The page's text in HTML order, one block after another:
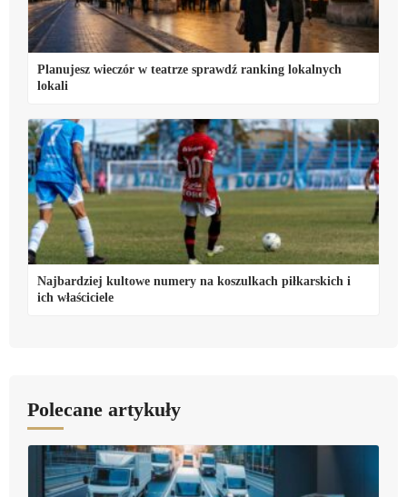
Planujesz wieczór w teatrze sprawdź ranking lokalnych
lokali
Najbardziej kultowe numery na koszulkach piłkarskich i
ich właściciele
Polecane artykuły